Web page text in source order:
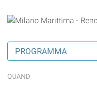
PROGRAMMA
QUAND